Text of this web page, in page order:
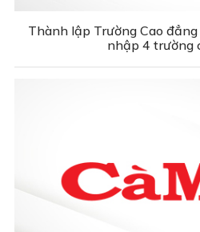
Thành lập Trường Cao đẳng
nhập 4 trường